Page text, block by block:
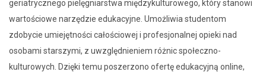
geriatrycznego pielęgniarstwa międzykulturowego, który stanowi
wartościowe narzędzie edukacyjne. Umożliwia studentom
zdobycie umiejętności całościowej i profesjonalnej opieki nad
osobami starszymi, z uwzględnieniem różnic społeczno-
kulturowych. Dzięki temu poszerzono ofertę edukacyjną online,